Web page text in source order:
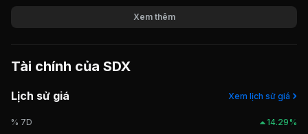
Giá trị giao dịch nhà đầu tư nước ngoài 10 phiên gần nhất
cháy. Hoạt động sản xuất chính của công ty là cung cấp, lắp đặt thiết
bị phòng cháy chữa cháy cho các công trình xây dựng dân dụng như
chung cư, tòa nhà văn phòng, khu công nghiệp.
Xem thêm
Tài chính của SDX
Lịch sử giá Xem lịch sử giá
% 7D
14.29%